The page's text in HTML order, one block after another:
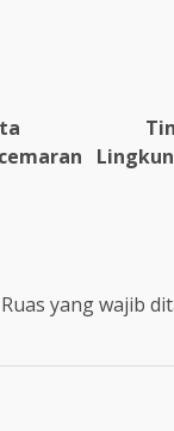
Ruas yang wajib